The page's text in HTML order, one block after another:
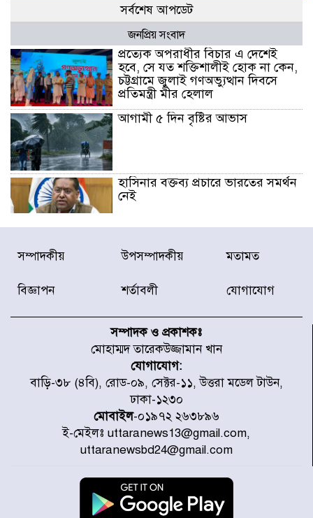
সর্বশেষ আপডেট
জনপ্রিয় সংবাদ
প্রত্যেক অপরাধীর বিচার এ দেশেই
হবে, সে যত শক্তিশালীই হোক না কেন,
চট্টগ্রামে জুলাই গণঅভ্যুত্থান দিবসে
প্রতিমন্ত্রী মীর হেলাল
আগামী ৫ দিন বৃষ্টির আভাস
হাসিনার বক্তব্য প্রচারে ভারতের সমর্থন
নেই
জুলাই গণঅভ্যুত্থানে আহত যোদ্ধা
মিতুর খোঁজ নিলেন প্রধানমন্ত্রী
শহীদের তালিকা প্রকাশ করল JRA
জুলাই গণঅভ্যুত্থানে উত্তরায় সর্বকনিষ্ঠ
শহীদ জাবির ইব্রাহীম: এক শিশুর রক্তে
লেখা ইতিহাস
রাজধানীতে আজ বৃষ্টির সম্ভাবনা, যা
জানাল আবহাওয়া অধিদপ্তর
জুলাই গণঅভ্যুত্থানের অমর প্রতীক
সম্পাদকীয় উপসম্পাদকীয় মতামত
বিজ্ঞাপন শর্তাবলী যোগাযোগ
সম্পাদক ও প্রকাশকঃ
মোহাম্মদ তারেকউজ্জামান খান
যোগাযোগ:
বাড়ি-৩৮ (৪বি), রোড-০৯, সেক্টর-১১, উত্তরা মডেল টাউন,
ঢাকা-১২৩০
মোবাইল-০১৯৭২ ২৬৩৮৯৬
ই-মেইলঃ uttaranews13@gmail.com,
uttaranewsbd24@gmail.com